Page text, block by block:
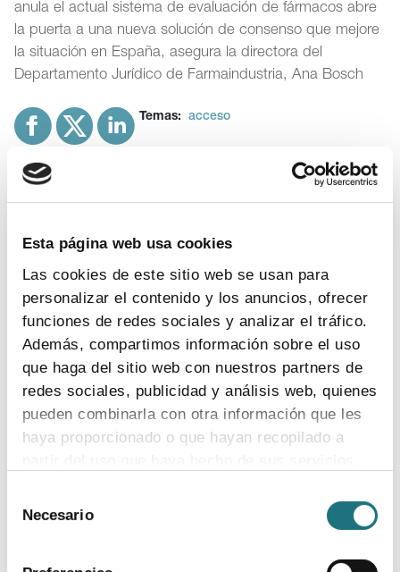
Esta página web usa cookies
Las cookies de este sitio web se usan para
personalizar el contenido y los anuncios, ofrecer
funciones de redes sociales y analizar el tráfico.
Además, compartimos información sobre el uso
que haga del sitio web con nuestros partners de
redes sociales, publicidad y análisis web, quienes
pueden combinarla con otra información que les
haya proporcionado o que hayan recopilado a
Para más información puede acceder a nuestra
Necesario
anula el actual sistema de evaluación de fármacos abre
la puerta a una nueva solución de consenso que mejore
la situación en España, asegura la directora del
Departamento Jurídico de Farmaindustria, Ana Bosch
Temas: acceso
|
La revisión de la legislación farmacéutica
europea, una oportunidad para optimizar la
regulación de la exención hospitalaria para
Farmacéutica (Efpia) –a la que pertenece Farmaindustria
—ha firmado un posicionamiento junto a otras cuatro